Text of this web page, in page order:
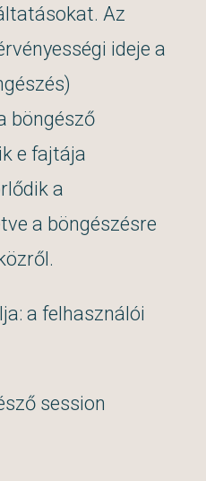
Az
ideje a
böngésző
e fajtája
a
a böngészésre
a felhasználói
session